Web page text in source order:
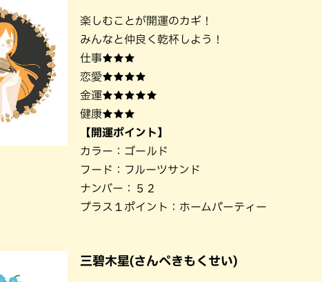
楽しむことが開運のカギ！
みんなと仲良く乾杯しよう！
仕事★★★
恋愛★★★★
金運★★★★★
健康★★★
【開運ポイント】
カラー：ゴールド
フード：フルーツサンド
ナンバー：５２
プラス１ポイント：ホームパーティー
三碧木星(さんぺきもくせい)